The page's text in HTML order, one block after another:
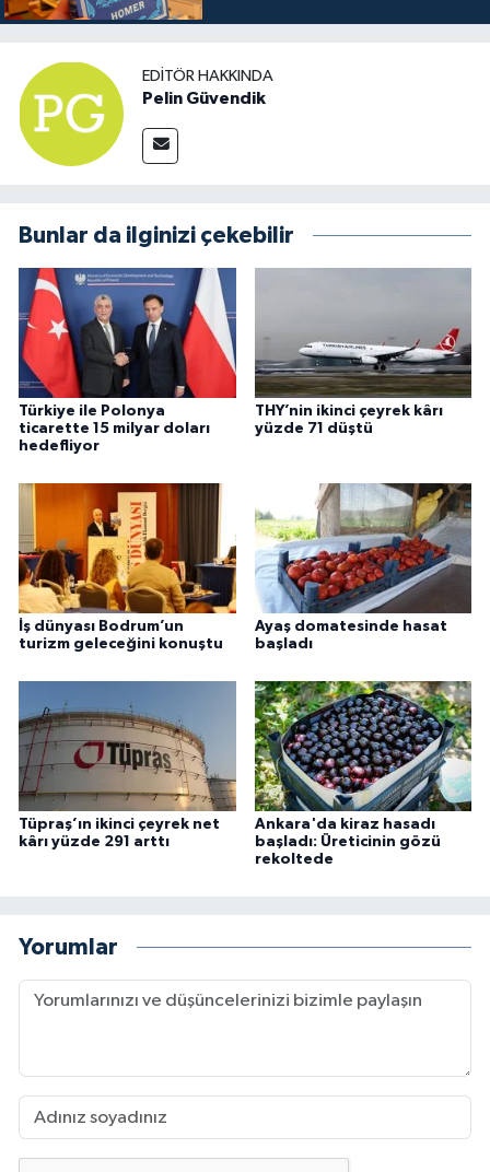
EDITÖR HAKKINDA
Pelin Güvendik
Bunlar da ilginizi çekebilir
Türkiye ile Polonya
ticarette 15 milyar doları
hedefliyor
THY’nin ikinci çeyrek kârı
yüzde 71 düştü
İş dünyası Bodrum’un
turizm geleceğini konuştu
Ayaş domatesinde hasat
başladı
Tüpraş’ın ikinci çeyrek net
kârı yüzde 291 arttı
Ankara'da kiraz hasadı
başladı: Üreticinin gözü
rekoltede
Yorumlar